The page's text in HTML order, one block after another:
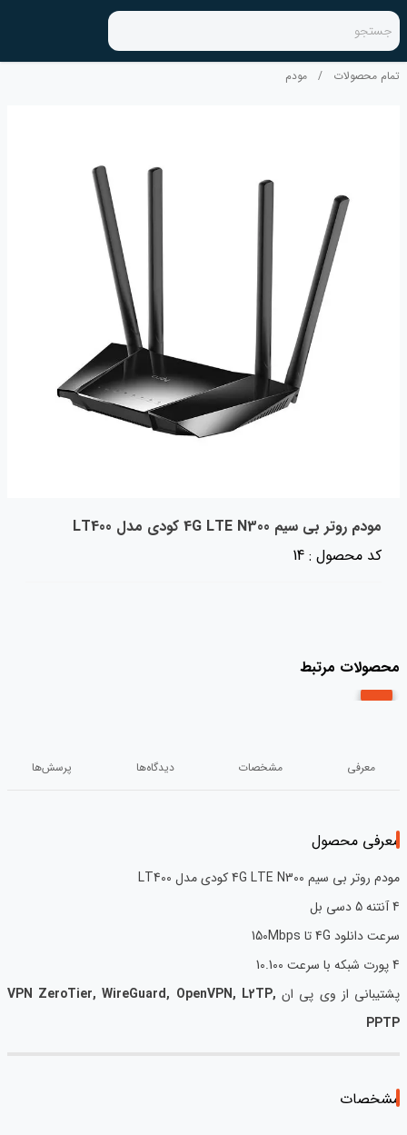
جستجو
تمام محصولات / مودم
مودم روتر بی سیم 4G LTE N300 کودی مدل LT400
کد محصول : 14
محصولات مرتبط
معرفی مشخصات دیدگاه‌ها پرسش‌ها
معرفی محصول
مودم روتر بی سیم 4G LTE N300 کودی مدل LT400
4 آنتنه 5 دسی بل
سرعت دانلود 4G تا 150Mbps
4 پورت شبکه با سرعت 10.100
پشتیبانی از وی پی ان VPN ZeroTier, WireGuard, OpenVPN, L2TP,
PPTP
مشخصات